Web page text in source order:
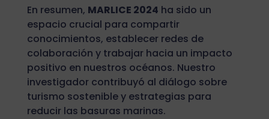
En resumen, MARLICE 2024 ha sido un
espacio crucial para compartir
conocimientos, establecer redes de
colaboración y trabajar hacia un impacto
positivo en nuestros océanos. Nuestro
investigador contribuyó al diálogo sobre
turismo sostenible y estrategias para
reducir las basuras marinas.